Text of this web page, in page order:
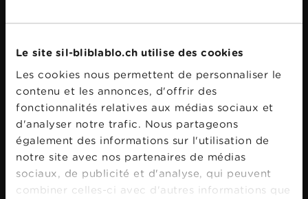
Le site sil-bliblablo.ch utilise des cookies
Les cookies nous permettent de personnaliser le
contenu et les annonces, d'offrir des
fonctionnalités relatives aux médias sociaux et
d'analyser notre trafic. Nous partageons
également des informations sur l'utilisation de
notre site avec nos partenaires de médias
sociaux, de publicité et d'analyse, qui peuvent
combiner celles-ci avec d'autres informations que